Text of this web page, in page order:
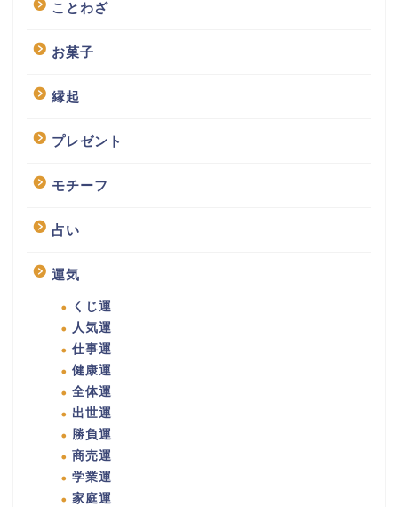
ことわざ
お菓子
縁起
プレゼント
モチーフ
占い
運気
くじ運
人気運
仕事運
健康運
全体運
出世運
勝負運
商売運
学業運
家庭運